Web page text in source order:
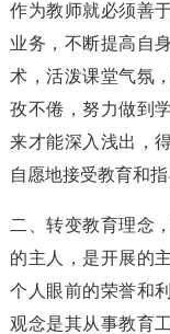
作为教师就必须善
业务，不断提高自
术，活泼课堂气氛
孜不倦，努力做到
来才能深入浅出，
自愿地接受教育和指
二、转变教育理念
的主人，是开展的
个人眼前的荣誉和
观念是其从事教育